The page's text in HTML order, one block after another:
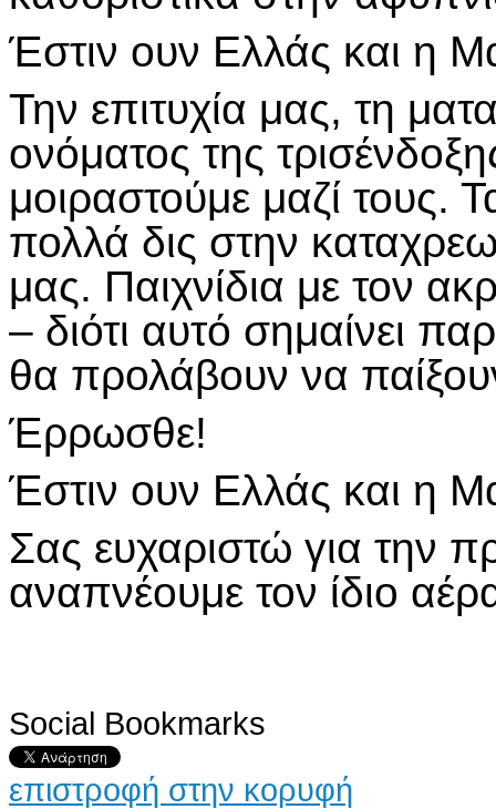
Έστιν ουν Ελλάς και η
Την επιτυχία μας, τη
ονόματος της
μοιραστούμε μαζί τους.
πολλά δις στην
μας. Παιχνίδια με τον
– διότι αυτό σημαίνει
θα προλάβουν να
Έρρωσθε!
Έστιν ουν Ελλάς και η
Σας ευχαριστώ για την
αναπνέουμε τον ίδιο
AdmirorGallery 4.5.0, author/s Vasiljevski& Kekeljevic
Social Bookmarks
επιστροφή στην κορυφή